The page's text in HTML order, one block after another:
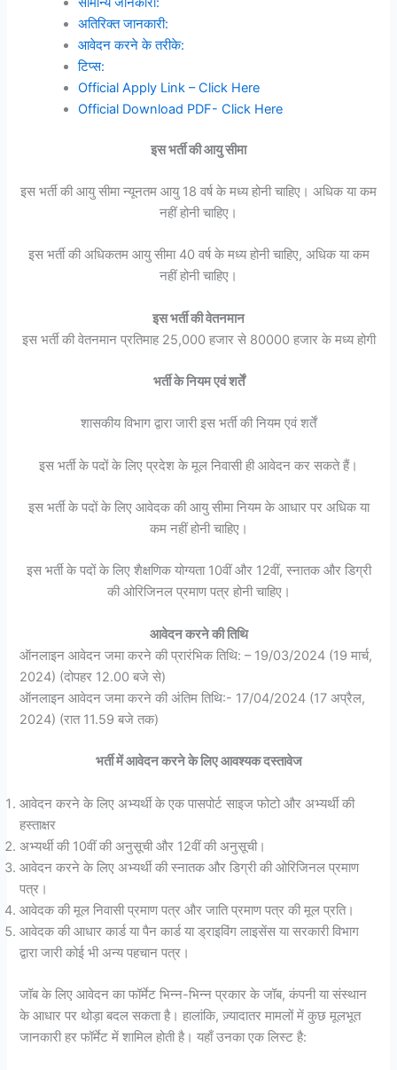
अतिरिक्त जानकारी:
आवेदन करने के तरीके:
टिप्स:
Official Apply Link – Click Here
Official Download PDF- Click Here
इस भर्ती की आयु सीमा
इस भर्ती की आयु सीमा न्यूनतम आयु 18 वर्ष के मध्य होनी चाहिए। अधिक या कम
नहीं होनी चाहिए।
इस भर्ती की अधिकतम आयु सीमा 40 वर्ष के मध्य होनी चाहिए, अधिक या कम
नहीं होनी चाहिए।
इस भर्ती की वेतनमान
इस भर्ती की वेतनमान प्रतिमाह 25,000 हजार से 80000 हजार के मध्य होगी
भर्ती के नियम एवं शर्तें
शासकीय विभाग द्वारा जारी इस भर्ती की नियम एवं शर्तें
इस भर्ती के पदों के लिए प्रदेश के मूल निवासी ही आवेदन कर सकते हैं।
इस भर्ती के पदों के लिए आवेदक की आयु सीमा नियम के आधार पर अधिक या
कम नहीं होनी चाहिए।
इस भर्ती के पदों के लिए शैक्षणिक योग्यता 10वीं और 12वीं, स्नातक और डिग्री
की ओरिजिनल प्रमाण पत्र होनी चाहिए।
आवेदन करने की तिथि
ऑनलाइन आवेदन जमा करने की प्रारंभिक तिथि: – 19/03/2024 (19 मार्च,
2024) (दोपहर 12.00 बजे से)
ऑनलाइन आवेदन जमा करने की अंतिम तिथि:- 17/04/2024 (17 अप्रैल,
2024) (रात 11.59 बजे तक)
भर्ती में आवेदन करने के लिए आवश्यक दस्तावेज
आवेदन करने के लिए अभ्यर्थी के एक पासपोर्ट साइज फोटो और अभ्यर्थी की
हस्ताक्षर
अभ्यर्थी की 10वीं की अनुसूची और 12वीं की अनुसूची।
आवेदन करने के लिए अभ्यर्थी की स्नातक और डिग्री की ओरिजिनल प्रमाण
पत्र।
आवेदक की मूल निवासी प्रमाण पत्र और जाति प्रमाण पत्र की मूल प्रति।
आवेदक की आधार कार्ड या पैन कार्ड या ड्राइविंग लाइसेंस या सरकारी विभाग
द्वारा जारी कोई भी अन्य पहचान पत्र।
जॉब के लिए आवेदन का फॉर्मेट भिन्न-भिन्न प्रकार के जॉब, कंपनी या संस्थान
के आधार पर थोड़ा बदल सकता है। हालांकि, ज़्यादातर मामलों में कुछ मूलभूत
जानकारी हर फॉर्मेट में शामिल होती है। यहाँ उनका एक लिस्ट है: